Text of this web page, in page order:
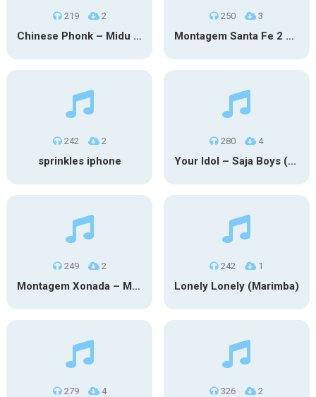
219 2
Chinese Phonk – Midu Echoing (Marimba)
250 3
Montagem Santa Fe 2 – Phonk (iPhone)
242 2
sprinkles iphone
280 4
Your Idol – Saja Boys (KPop Demon Hunters iPhone)
249 2
Montagem Xonada – MXZI (iPhone)
242 1
Lonely Lonely (Marimba)
279 4 326 2